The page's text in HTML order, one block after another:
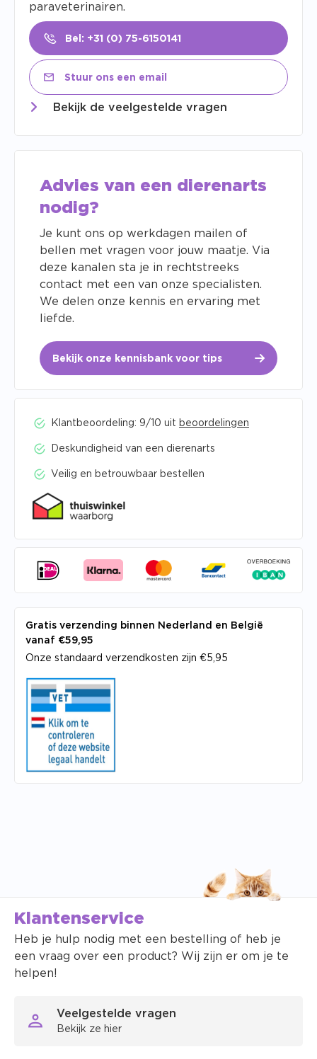
paraveterinairen.
Bel: +31 (0) 75-6150141
Stuur ons een email
Bekijk de veelgestelde vragen
Advies van een dierenarts
nodig?
Je kunt ons op werkdagen mailen of
bellen met vragen voor jouw maatje. Via
deze kanalen sta je in rechtstreeks
contact met een van onze specialisten.
We delen onze kennis en ervaring met
liefde.
Bekijk onze kennisbank voor tips
Klantbeoordeling: 9/10 uit beoordelingen
Deskundigheid van een dierenarts
Veilig en betrouwbaar bestellen
Gratis verzending binnen Nederland en België
vanaf €59,95
Onze standaard verzendkosten zijn €5,95
Klantenservice
Heb je hulp nodig met een bestelling of heb je
een vraag over een product? Wij zijn er om je te
helpen!
Veelgestelde vragen
Bekijk ze hier